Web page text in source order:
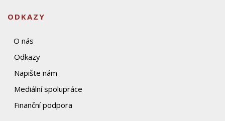
ODKAZY
O nás
Odkazy
Napište nám
Mediální spolupráce
Finanční podpora